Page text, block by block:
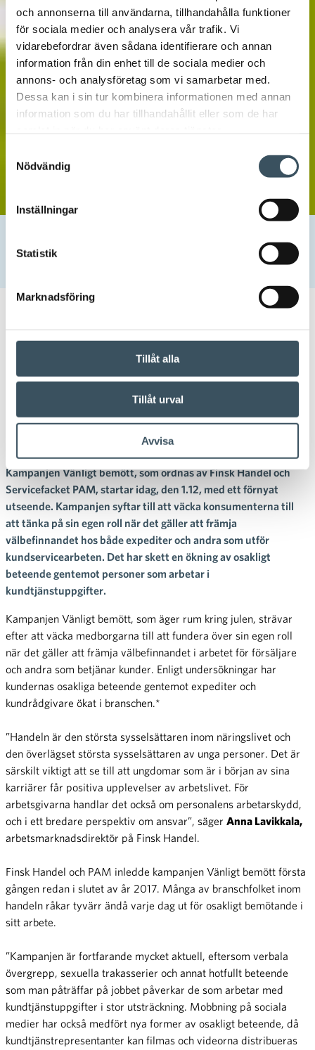
och annonserna till användarna, tillhandahålla funktioner
för sociala medier och analysera vår trafik. Vi
vidarebefordrar även sådana identifierare och annan
information från din enhet till de sociala medier och
annons- och analysföretag som vi samarbetar med.
Dessa kan i sin tur kombinera informationen med annan
information som du har tillhandahållit eller som de har
Nödvändig
Inställningar
Statistik
Marknadsföring
Tillåt alla
Tillåt urval
Avvisa
Kampanjen Ollaan ihmisiksi (Vänligt bemött) startat med
nytt utseende – tillsammans mot osakligt bemötande
01.12.2023 08:00 Pressmeddelande
Kampanjen Ollaan ihmisiksi
(Vänligt bemött) startat med
nytt utseende – tillsammans
mot osakligt bemötande
Kampanjen Vänligt bemött, som ordnas av Finsk Handel och
Servicefacket PAM, startar idag, den 1.12, med ett förnyat
utseende. Kampanjen syftar till att väcka konsumenterna till
att tänka på sin egen roll när det gäller att främja
välbefinnandet hos både expediter och andra som utför
kundservicearbeten. Det har skett en ökning av osakligt
beteende gentemot personer som arbetar i
kundtjänstuppgifter.
Kampanjen Vänligt bemött, som äger rum kring julen, strävar
efter att väcka medborgarna till att fundera över sin egen roll
när det gäller att främja välbefinnandet i arbetet för försäljare
och andra som betjänar kunder. Enligt undersökningar har
kundernas osakliga beteende gentemot expediter och
kundrådgivare ökat i branschen.*
”Handeln är den största sysselsättaren inom näringslivet och
den överlägset största sysselsättaren av unga personer. Det är
särskilt viktigt att se till att ungdomar som är i början av sina
karriärer får positiva upplevelser av arbetslivet. För
arbetsgivarna handlar det också om personalens arbetarskydd,
och i ett bredare perspektiv om ansvar”, säger Anna Lavikkala,
arbetsmarknadsdirektör på Finsk Handel.
Finsk Handel och PAM inledde kampanjen Vänligt bemött första
gången redan i slutet av år 2017. Många av branschfolket inom
handeln råkar tyvärr ändå varje dag ut för osakligt bemötande i
sitt arbete.
”Kampanjen är fortfarande mycket aktuell, eftersom verbala
övergrepp, sexuella trakasserier och annat hotfullt beteende
som man påträffar på jobbet påverkar de som arbetar med
kundtjänstuppgifter i stor utsträckning. Mobbning på sociala
medier har också medfört nya former av osakligt beteende, då
kundtjänstrepresentanter kan filmas och videorna distribueras